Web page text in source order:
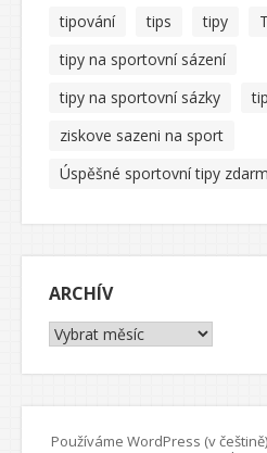
tipování
tips tipy
tipy na sportovní sázení
tipy na sportovní sázky
ziskove sazeni na sport
Úspěšné sportovní tipy
ARCHÍV
Archív
Používáme WordPress (v